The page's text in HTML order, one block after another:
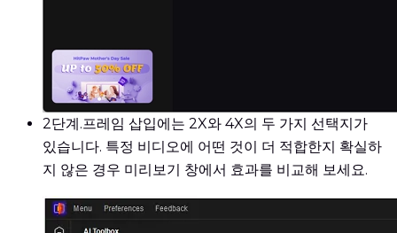
2단계.프레임 삽입에는 2X와 4X의 두 가지 선택지가
있습니다. 특정 비디오에 어떤 것이 더 적합한지 확실하
지 않은 경우 미리보기 창에서 효과를 비교해 보세요.